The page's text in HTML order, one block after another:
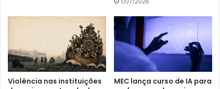
Violência nas instituições
MEC lança curso de IA para